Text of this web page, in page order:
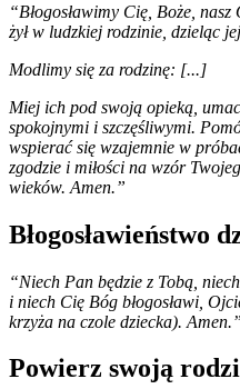
“Błogosławimy Cię, Boże,
żył w ludzkiej rodzinie, dzieląc
Modlimy się za rodzinę: [...]
Miej ich pod swoją opieką,
spokojnymi i szczęśliwymi.
wspierać się wzajemnie w
zgodzie i miłości na wzór
wieków. Amen.”
Błogosławieństwo
“Niech Pan będzie z Tobą,
i niech Cię Bóg błogosławi,
krzyża na czole dziecka). Amen.”
Powierz swoją